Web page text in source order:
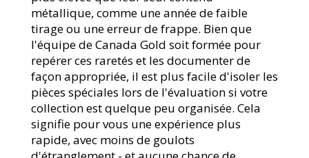
métallique, comme une année de faible
tirage ou une erreur de frappe. Bien que
l'équipe de Canada Gold soit formée pour
repérer ces raretés et les documenter de
façon appropriée, il est plus facile d'isoler les
pièces spéciales lors de l'évaluation si votre
collection est quelque peu organisée. Cela
signifie pour vous une expérience plus
rapide, avec moins de goulots